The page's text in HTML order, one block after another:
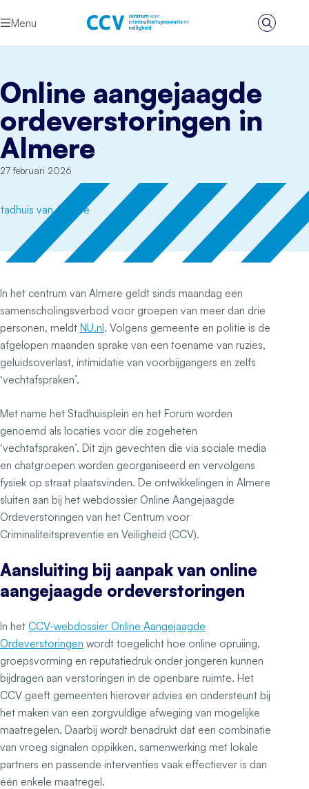
Menu
Zoeken
Online aangejaagde
ordeverstoringen in
Almere
27 februari 2026
In het centrum van Almere geldt sinds maandag een
samenscholingsverbod voor groepen van meer dan drie
personen, meldt NU.nl. Volgens gemeente en politie is de
afgelopen maanden sprake van een toename van ruzies,
geluidsoverlast, intimidatie van voorbijgangers en zelfs
‘vechtafspraken’.
Met name het Stadhuisplein en het Forum worden
genoemd als locaties voor die zogeheten
‘vechtafspraken’. Dit zijn gevechten die via sociale media
en chatgroepen worden georganiseerd en vervolgens
fysiek op straat plaatsvinden. De ontwikkelingen in Almere
sluiten aan bij het webdossier Online Aangejaagde
Ordeverstoringen van het Centrum voor
Criminaliteitspreventie en Veiligheid (CCV).
Aansluiting bij aanpak van online
aangejaagde ordeverstoringen
In het CCV-webdossier Online Aangejaagde
Ordeverstoringen wordt toegelicht hoe online opruiing,
groepsvorming en reputatiedruk onder jongeren kunnen
bijdragen aan verstoringen in de openbare ruimte. Het
CCV geeft gemeenten hierover advies en ondersteunt bij
het maken van een zorgvuldige afweging van mogelijke
maatregelen. Daarbij wordt benadrukt dat een combinatie
van vroeg signalen oppikken, samenwerking met lokale
partners en passende interventies vaak effectiever is dan
één enkele maatregel.